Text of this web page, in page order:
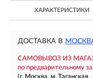
ХАРАКТЕРИСТИКИ
ДОСТАВКА В
САМОВЫВОЗ ИЗ
по предварительному